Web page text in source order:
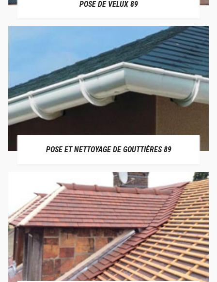
POSE DE VELUX 89
POSE ET NETTOYAGE DE GOUTTIÈRES 89